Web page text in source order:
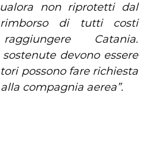
non riprotetti dal
di tutti costi
Catania.
devono essere
possono fare richiesta
compagnia aerea”.